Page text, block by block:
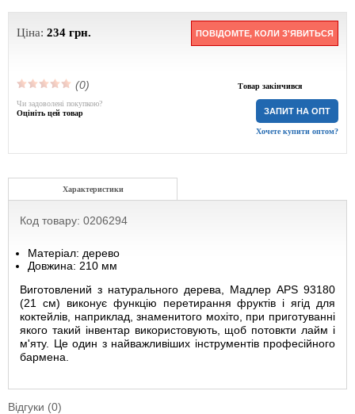
Ціна: 234 грн. ПОВІДОМТЕ, КОЛИ З'ЯВИТЬСЯ
(0) Товар закінчився
ЗАПИТ НА ОПТ
Хочете купити оптом?
Чи задоволені покупкою?
Оцініть цей товар
Характеристики
Код товару: 0206294
Матеріал: дерево
Довжина: 210 мм
Виготовлений з натурального дерева, Мадлер APS 93180
(21 см) виконує функцію перетирання фруктів і ягід для
коктейлів, наприклад, знаменитого мохіто, при приготуванні
якого такий інвентар використовують, щоб потовкти лайм і
м'яту. Це один з найважливіших інструментів професійного
бармена.
Відгуки (0)